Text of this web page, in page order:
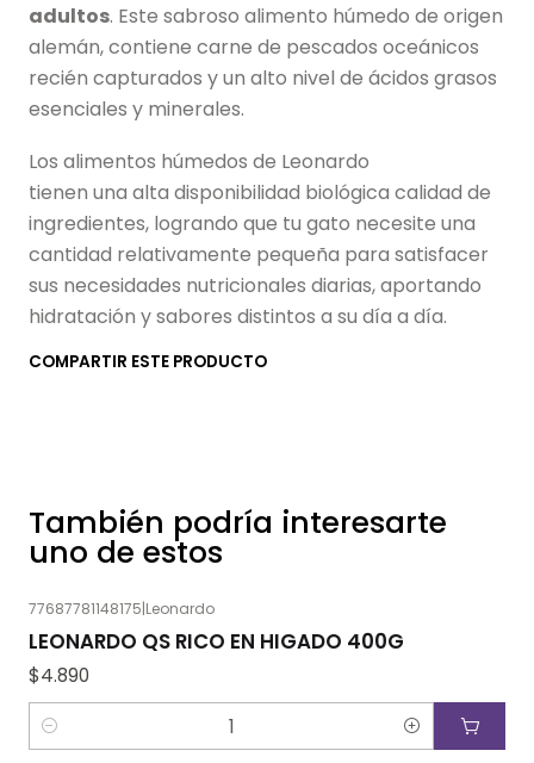
adultos. Este sabroso alimento húmedo de origen
alemán, contiene carne de pescados oceánicos
recién capturados y un alto nivel de ácidos grasos
esenciales y minerales.
Los alimentos húmedos de Leonardo
tienen una alta disponibilidad biológica calidad de
ingredientes, logrando que tu gato necesite una
cantidad relativamente pequeña para satisfacer
sus necesidades nutricionales diarias, aportando
hidratación y sabores distintos a su día a día.
COMPARTIR ESTE PRODUCTO
También podría interesarte
uno de estos
77687781148175|Leonardo
LEONARDO QS RICO EN HIGADO 400G
$4.890
Cantidad